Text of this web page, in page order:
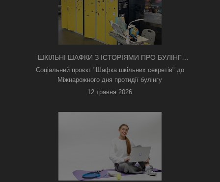
ШКІЛЬНІ ШАФКИ З ІСТОРІЯМИ ПРО БУЛІНГ
З'ЯВИЛИСЯ В КИЄВІ
Соціальний проєкт "Шафка шкільних секретів" до
Міжнарожного дня протидії булінгу
12 травня 2026